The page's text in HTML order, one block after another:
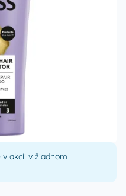
akcii v žiadnom